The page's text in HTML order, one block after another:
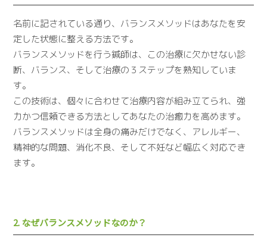
名前に記されている通り、バランスメソッドはあなたを安
定した状態に整える方法です。
バランスメソッドを行う鍼師は、この治療に欠かせない診
断、バランス、そして治療の３ステップを熟知していま
す。
この技術は、個々に合わせて治療内容が組み立てられ、強
力かつ信頼できる方法としてあなたの治癒力を高めます。
バランスメソッドは全身の痛みだけでなく、アレルギー、
精神的な問題、消化不良、そして不妊など幅広く対応でき
ます。
2. なぜバランスメソッドなのか？